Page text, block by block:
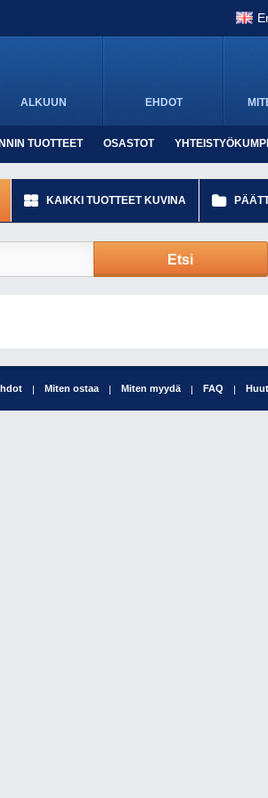
Pусский
ALKUUN EHDOT
TUOTTEET OSASTOT
KAIKKI TUOTTEET KUVINA
Etsi
Miten ostaa Miten myydä FAQ